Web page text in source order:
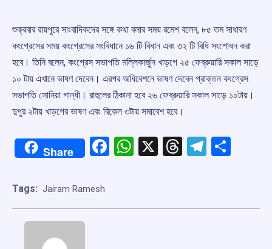
শুক্রবার রায়পুরে সাংবাদিকদের সঙ্গে কথা বলার সময় রমেশ বলেন, ৮৫ তম সাধারণ
কংগ্রেসের সময় কংগ্রেসের সংবিধানে ১৬ টি বিধান এবং ৩২ টি বিধি সংশোধন করা
হবে। তিনি বলেন, কংগ্রেস সভাপতি মল্লিকার্জুন খাড়গে ২৫ ফেব্রুয়ারি সকাল সাড়ে
১০ টায় এখানে ভাষণ দেবেন। এরপর অধিবেশনে ভাষণ দেবেন প্রাক্তন কংগ্রেস
সভাপতি সোনিয়া গান্ধী। রাহুলের ঠিকানা হবে ২৬ ফেব্রুয়ারি সকাল সাড়ে ১০টায়।
দুপুর ২টায় খাড়গের ভাষণ এবং বিকেল ৩টায় সমাবেশ হবে।
Share Facebook
WhatsApp
X Threads
Tags: Jairam Ramesh